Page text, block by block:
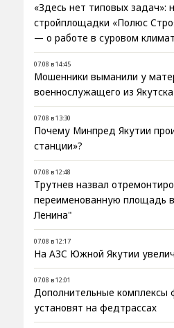
«Здесь нет типовых задач»:
стройплощадки «Полюс
— о работе в суровом
07.08 в 14:45
Мошенники выманили у
военнослужащего из
07.08 в 13:30
Почему Минпред Якутии
станции»?
07.08 в 12:48
Трутнев назвал
переименованную площадь
Ленина"
07.08 в 12:17
На АЗС Южной Якутии
07.08 в 12:01
Дополнительные комплексы
установят на федтрассах